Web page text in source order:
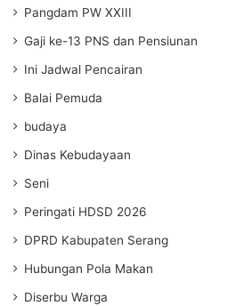
Pangdam PW XXIII
Gaji ke-13 PNS dan Pensiunan
Ini Jadwal Pencairan
Balai Pemuda
budaya
Dinas Kebudayaan
Seni
Peringati HDSD 2026
DPRD Kabupaten Serang
Hubungan Pola Makan
Diserbu Warga